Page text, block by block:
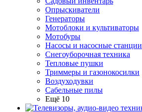
Опрыскиватели
Генераторы
Мотоблоки и культиваторы
Мотобуры
Насосы и насосные станции
Снегоуборочная техника
Тепловые пушки
Триммеры и газонокосилки
Воздуходувки
Сабельные пилы
Ещё 10